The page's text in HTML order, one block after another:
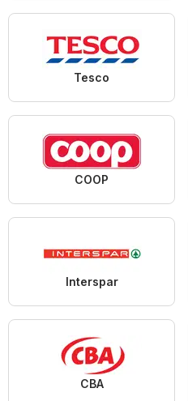
Tesco
COOP
Interspar
CBA